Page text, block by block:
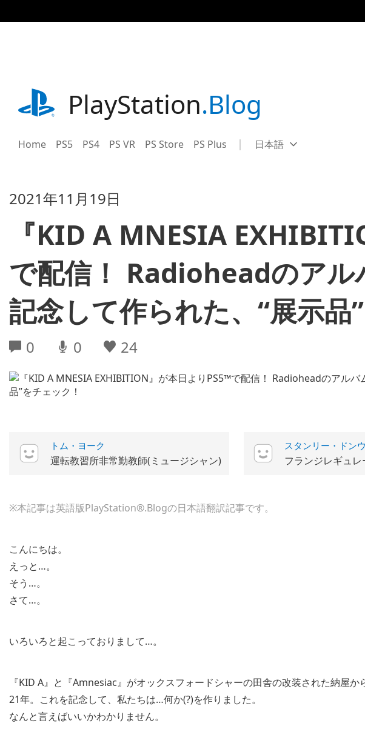
事
playstation.comPlayStation.Blog
Home PS5 PS4 PS VR PS Store PS Plus Select
Current
日本語
2021年11月19日
『KID A MNESIA
で配信！ Radioheadのアル
記念して作られた、“展示品
0 0 24
トム・ヨーク
運転教習所非常勤教師(ミュージシャン)
スタンリー・ドン
フランジレギュ
※本記事は英語版PlayStation®.Blogの日本語翻訳記事です。
こんにちは。
えっと…。
そう…。
さて…。
いろいろと起こっておりまして…。
『KID A』と『Amnesiac』がオックスフォードシャーの田舎の改装された納屋
21年。これを記念して、私たちは…何か(?)を作りました。
なんと言えばいいかわかりません。